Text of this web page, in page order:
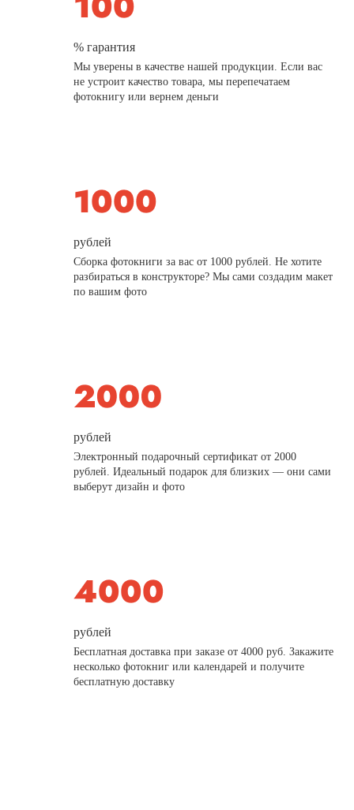
% гарантия
Мы уверены в качестве нашей продукции. Если вас
не устроит качество товара, мы перепечатаем
фотокнигу или вернем деньги
рублей
Сборка фотокниги за вас от 1000 рублей. Не хотите
разбираться в конструкторе? Мы сами создадим макет
по вашим фото
рублей
Электронный подарочный сертификат от 2000
рублей. Идеальный подарок для близких — они сами
выберут дизайн и фото
рублей
Бесплатная доставка при заказе от 4000 руб. Закажите
несколько фотокниг или календарей и получите
бесплатную доставку